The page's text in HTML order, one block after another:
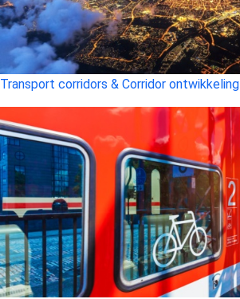
Transport corridors & Corridor ontwikkeling